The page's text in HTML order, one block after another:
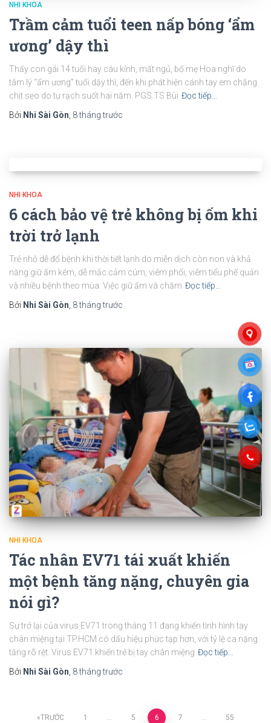
NHI KHOA
Trầm cảm tuổi teen nấp bóng ‘ẩm
ương’ dậy thì
Thấy con gái 14 tuổi hay cáu kỉnh, mất ngủ, bố mẹ Hoa nghĩ do
tâm lý “ẩm ương” tuổi dậy thì, đến khi phát hiện cánh tay em chằng
chịt sẹo do tự rạch suốt hai năm. PGS.TS Bùi Đọc tiếp…
Bởi Nhi Sài Gòn, 8 thángtrước
NHI KHOA
6 cách bảo vệ trẻ không bị ốm khi
trời trở lạnh
Trẻ nhỏ dễ đổ bệnh khi thời tiết lạnh do miễn dịch còn non và khả
năng giữ ấm kém, dễ mắc cảm cúm, viêm phổi, viêm tiểu phế quản
và nhiều bệnh theo mùa. Việc giữ ấm và chăm Đọc tiếp…
Bởi Nhi Sài Gòn, 8 thángtrước
NHI KHOA
Tác nhân EV71 tái xuất khiến
một bệnh tăng nặng, chuyên gia
nói gì?
Sự trở lại của virus EV71 trong tháng 11 đang khiến tình hình tay
chân miệng tại TP.HCM có dấu hiệu phức tạp hơn, với tỷ lệ ca nặng
tăng rõ rệt. Virus EV71 khiến trẻ bị tay chân miệng Đọc tiếp…
Bởi Nhi Sài Gòn 8 thángtrước
TRƯỚC 1 … 5 6 7 … 55